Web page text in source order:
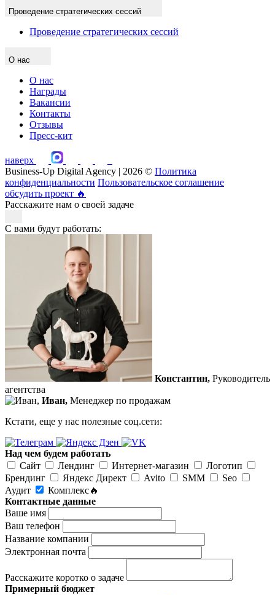
Проведение стратегических сессий
Проведение стратегических сессий
О нас
О нас
Награды
Вакансии
Контакты
Отзывы
Пресс-кит
наверх
Business-Up Digital Agency | 2026 © Политика
конфиденциальности Пользовательское соглашение
обсудить проект 🔥
Расскажите нам о своей задаче
С вами будут работать:
Константин, Руководитель
агентства
Иван, Менеджер по продажам
Кстати, еще у нас полезные соц.сети:
Над чем будем работать
Сайт
Лендинг Интернет-магазин
Логотип
Брендинг
Яндекс Директ Avito SMM
Seo
Аудит
Комплекс🔥
Контактные данные
Ваше имя
Ваш телефон
Название компании
Электронная почта
Расскажите коротко о задаче
Примерный бюджет